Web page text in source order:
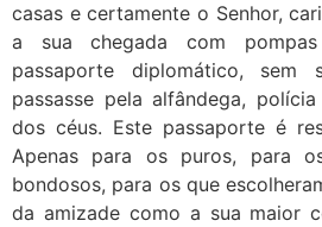
casas e certamente o Senhor,
a sua chegada com
passaporte diplomático,
passasse pela alfândega,
dos céus. Este passaporte é
Apenas para os puros, para
bondosos, para os que
da amizade como a sua maior